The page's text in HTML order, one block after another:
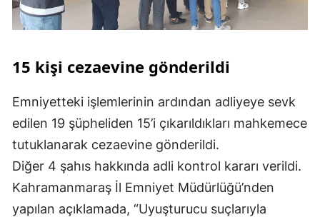
15 kişi cezaevine gönderildi
Emniyetteki işlemlerinin ardından adliyeye sevk
edilen 19 şüpheliden 15’i çıkarıldıkları mahkemece
tutuklanarak cezaevine gönderildi.
Diğer 4 şahıs hakkında adli kontrol kararı verildi.
Kahramanmaraş İl Emniyet Müdürlüğü’nden
yapılan açıklamada, “Uyuşturucu suçlarıyla